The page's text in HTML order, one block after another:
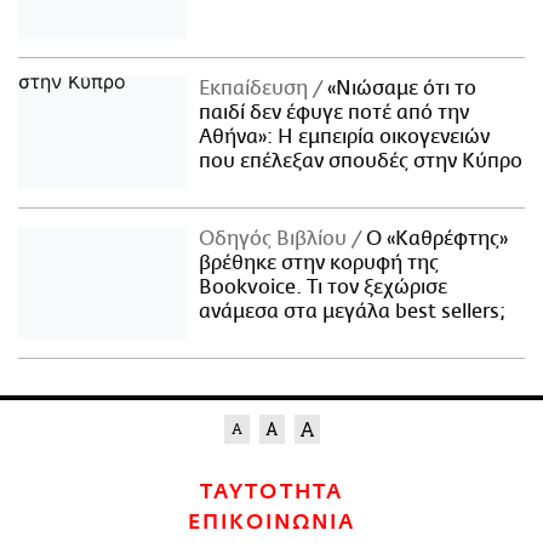
Εκπαίδευση
«Νιώσαμε ότι το
παιδί δεν έφυγε ποτέ από την
Αθήνα»: Η εμπειρία οικογενειών
που επέλεξαν σπουδές στην Κύπρο
Οδηγός Βιβλίου
Ο «Καθρέφτης»
βρέθηκε στην κορυφή της
Bookvoice. Τι τον ξεχώρισε
ανάμεσα στα μεγάλα best sellers;
ΤΑΥΤΟΤΗΤΑ
ΕΠΙΚΟΙΝΩΝΙΑ